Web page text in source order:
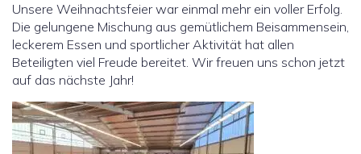
Unsere Weihnachtsfeier war einmal mehr ein voller Erfolg.
Die gelungene Mischung aus gemütlichem Beisammensein,
leckerem Essen und sportlicher Aktivität hat allen
Beteiligten viel Freude bereitet. Wir freuen uns schon jetzt
auf das nächste Jahr!